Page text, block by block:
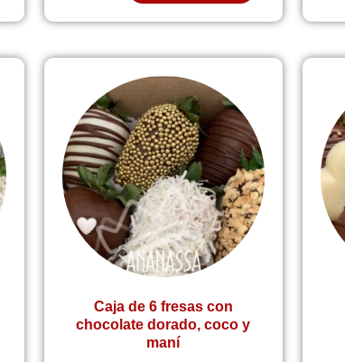
Caja de 6 fresas con
chocolate dorado, coco y
maní